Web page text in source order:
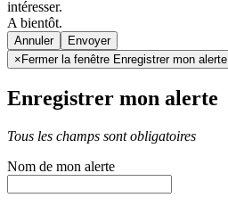
intéresser.
A bientôt.
Annuler
× Fermer la fenêtre Enregistrer mon alerte
Enregistrer mon alerte
Tous les champs sont obligatoires
Nom de mon alerte